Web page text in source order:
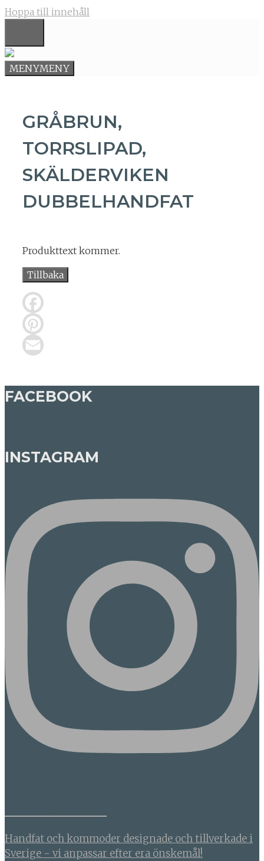
Hoppa till innehåll
MENYMENY
GRÅBRUN,
TORRSLIPAD,
SKÄLDERVIKEN
DUBBELHANDFAT
Produkttext kommer.
Tillbaka
FACEBOOK
INSTAGRAM
Handfat och kommoder designade och tillverkade i
Sverige - vi anpassar efter era önskemål!